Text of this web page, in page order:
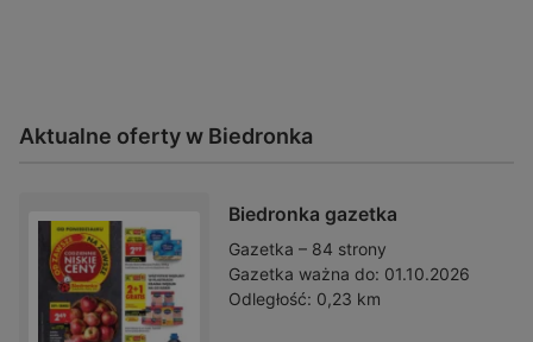
Aktualne oferty w Biedronka
Biedronka gazetka
Gazetka – 84 strony
Gazetka ważna do: 01.10.2026
Odległość: 0,23 km